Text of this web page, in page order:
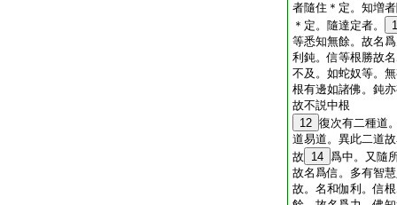
者隨住＊定。知増
＊定。隨達定者。
等悉知無餘。故名
利鈍。信等根勝故
不及。如蛇奴等。
根有邊如諸佛。鈍
故不説中根
12 復次有二種道
道易道。異此二道
故
14 爲中。又隨
故名爲信。多有智
故。名和伽利。信